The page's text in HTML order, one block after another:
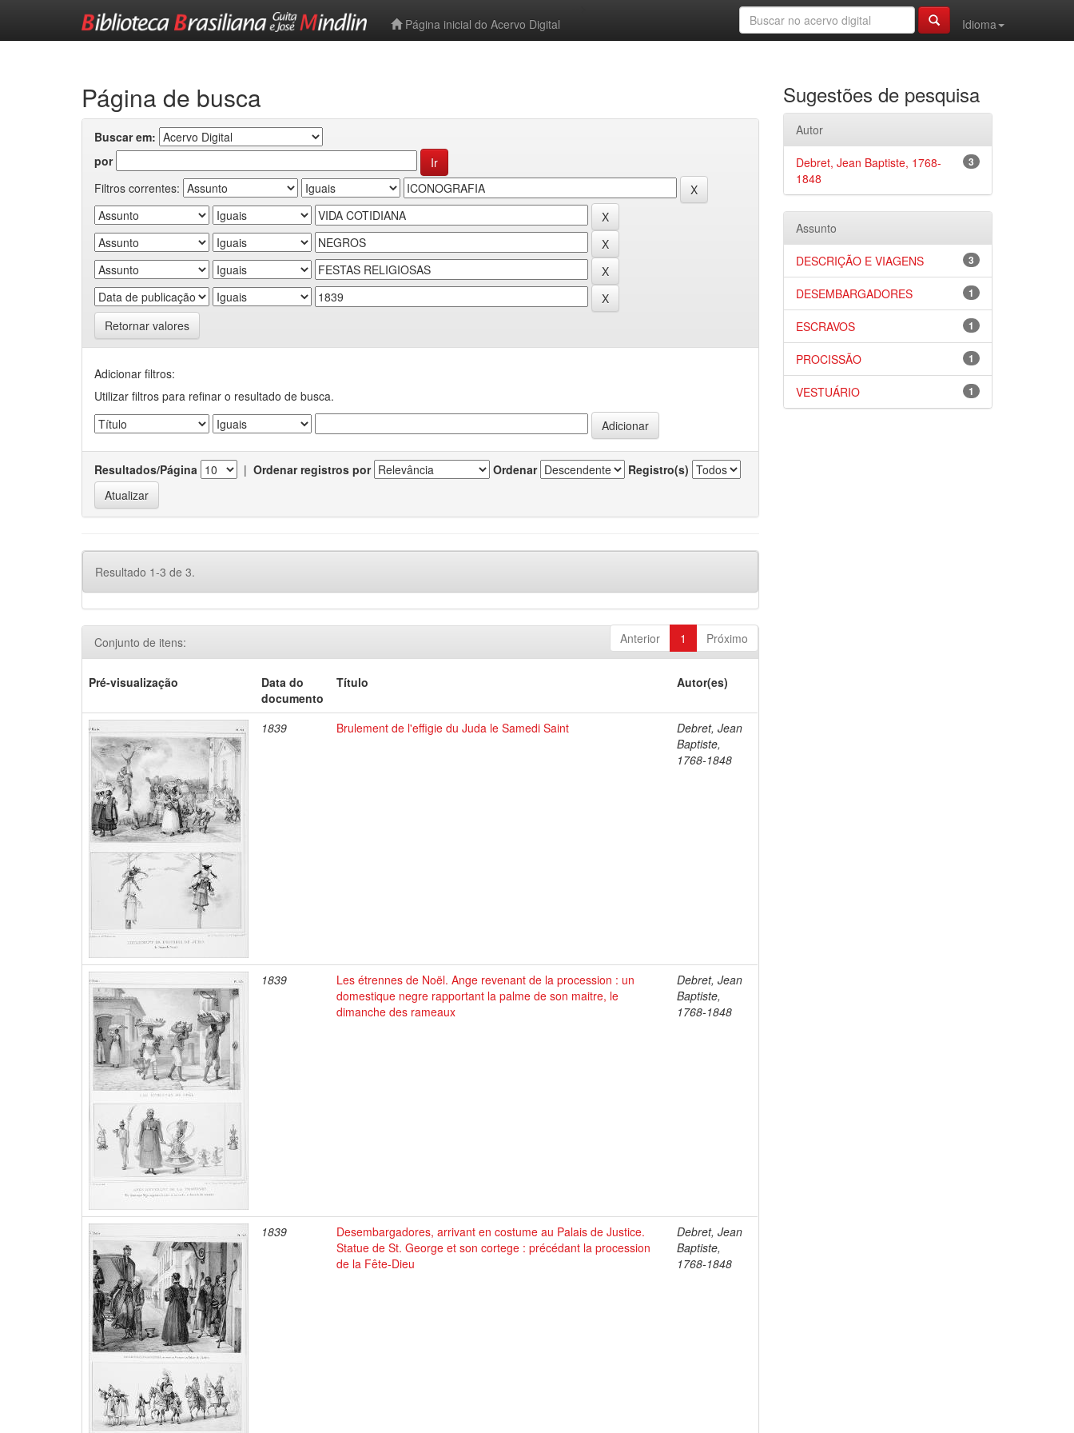
Página inicial do Acervo Digital
Idioma
Página de busca
Buscar em:
por
Filtros correntes:
Retornar valores
Adicionar filtros:
Utilizar filtros para refinar o resultado de busca.
Resultados/Página | Ordenar registros por Ordenar Registro(s)
Resultado 1-3 de 3.
Anterior 1 Próximo
Conjunto de itens:
Pré-visualização
Data do
documento
Título Autor(es)
1839 Brulement de l'effigie du Juda le Samedi Saint
Debret, Jean
Baptiste,
1768-1848
1839
Les étrennes de Noël. Ange revenant de la procession : un
domestique negre rapportant la palme de son maitre, le
dimanche des rameaux
Debret, Jean
Baptiste,
1768-1848
1839
Desembargadores, arrivant en costume au Palais de Justice.
Statue de St. George et son cortege : précédant la procession
de la Fête-Dieu
Debret, Jean
Baptiste,
1768-1848
Sugestões de pesquisa
Autor
3
Debret, Jean Baptiste, 1768-
1848
Assunto
3
DESCRIÇÃO E VIAGENS
1
DESEMBARGADORES
1
ESCRAVOS
1
PROCISSÃO
1
VESTUÁRIO